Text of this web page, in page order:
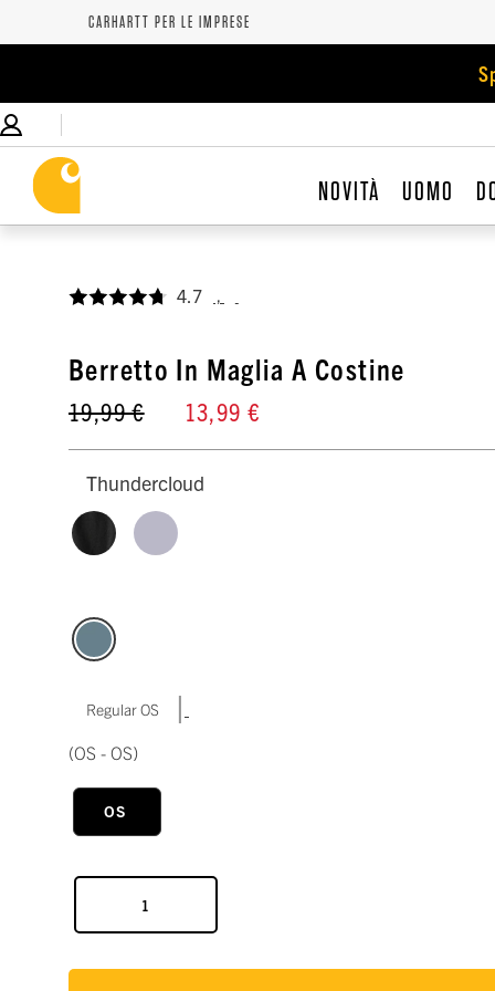
CARHARTT PER LE IMPRESE
NOVITÀ UOMO
4.7
Berretto In Maglia A Costine
19,99 € 13,99 €
Thundercloud
Regular OS |
(OS - OS)
OS